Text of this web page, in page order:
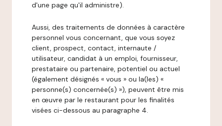
d'une page qu'il administre).
Aussi, des traitements de données à caractère
personnel vous concernant, que vous soyez
client, prospect, contact, internaute /
utilisateur, candidat à un emploi, fournisseur,
prestataire ou partenaire, potentiel ou actuel
(également désignés « vous » ou la(les) «
personne(s) concernée(s) »), peuvent être mis
en œuvre par le restaurant pour les finalités
visées ci-dessous au paragraphe 4.